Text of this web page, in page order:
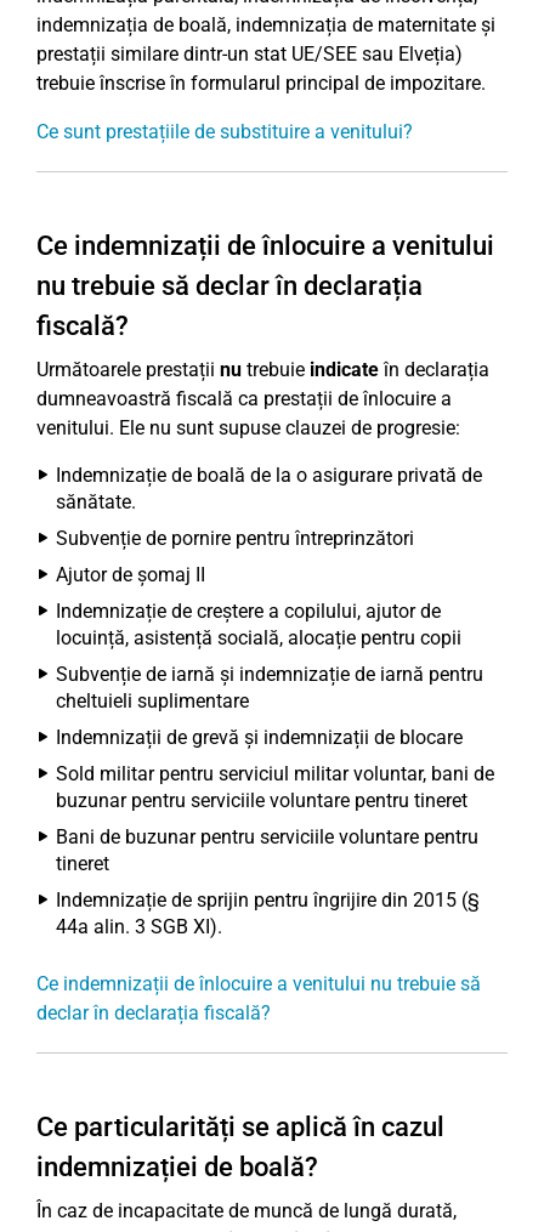
indemnizația de boală, indemnizația de maternitate și
prestații similare dintr-un stat UE/SEE sau Elveția)
trebuie înscrise în formularul principal de impozitare.
Ce sunt prestațiile de substituire a venitului?
Ce indemnizații de înlocuire a venitului
nu trebuie să declar în declarația
fiscală?
Următoarele prestații nu trebuie indicateîn declarația
dumneavoastră fiscală ca prestații de înlocuire a
venitului. Ele nu sunt supuse clauzei de progresie:
Indemnizație de boală de la o asigurare privată de
sănătate.
Subvenție de pornire pentru întreprinzători
Ajutor de șomaj II
Indemnizație de creștere a copilului, ajutor de
locuință, asistență socială, alocație pentru copii
Subvenție de iarnă și indemnizație de iarnă pentru
cheltuieli suplimentare
Indemnizații de grevă și indemnizații de blocare
Sold militar pentru serviciul militar voluntar, bani de
buzunar pentru serviciile voluntare pentru tineret
Bani de buzunar pentru serviciile voluntare pentru
tineret
Indemnizație de sprijin pentru îngrijire din 2015 (§
44a alin. 3 SGB XI).
Ce indemnizații de înlocuire a venitului nu trebuie să
declar în declarația fiscală?
Ce particularități se aplică în cazul
indemnizației de boală?
În caz de incapacitate de muncă de lungă durată,